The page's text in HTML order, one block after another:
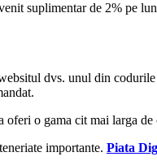
suplimentar de 2% pe
dvs. unul din
oferi o gama cit mai larga
importante. Piata